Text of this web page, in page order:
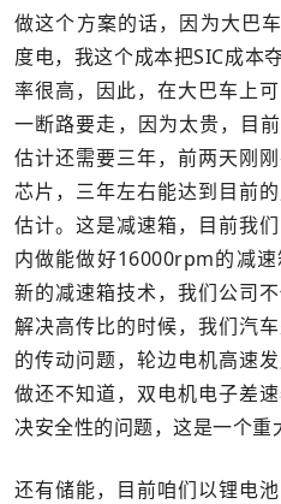
做这个方案的话，因为大巴
度电，我这个成本把SIC成本
率很高，因此，在大巴车上
一断路要走，因为太贵，目
估计还需要三年，前两天刚
芯片，三年左右能达到目前
估计。这是减速箱，目前我
内做能做好16000rpm的减
新的减速箱技术，我们公司
解决高传比的时候，我们汽
的传动问题，轮边电机高速
做还不知道，双电机电子差
决安全性的问题，这是一个
还有储能，目前咱们以锂电